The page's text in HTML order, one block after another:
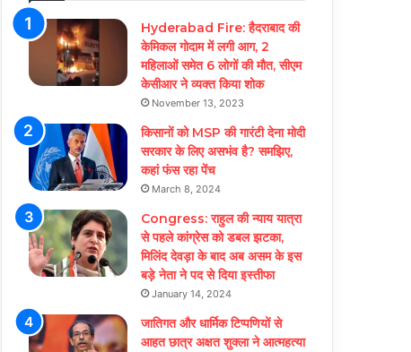
Hyderabad Fire: हैदराबाद की
केमिकल गोदाम में लगी आग, 2
महिलाओं समेत 6 लोगों की मौत, सीएम
केसीआर ने व्यक्त किया शोक
November 13, 2023
किसानों को MSP की गारंटी देना मोदी
सरकार के लिए असभंव है? समझिए,
कहां फंस रहा पेंच
March 8, 2024
Congress: राहुल की न्याय यात्रा
से पहले कांग्रेस को डबल झटका,
मिलिंद देवड़ा के बाद अब असम के इस
बड़े नेता ने पद से दिया इस्तीफा
January 14, 2024
जातिगत और धार्मिक टिप्पणियों से
आहत छात्र अक्षत शुक्ला ने आत्महत्या